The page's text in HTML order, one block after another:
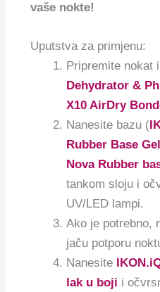
vaše nokte!
Uputstva za primjenu:
Pripremite nokat
Dehydrator &
X10 AirDry
Nanesite bazu (
Rubber Base Gel
Nova Rubber
tankom sloju i
UV/LED lampi.
Ako je potrebno,
jaču potporu
Nanesite
lak u boji i